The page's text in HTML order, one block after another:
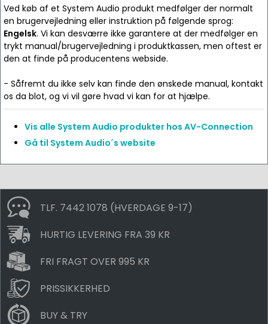
Ved køb af et System Audio produkt medfølger der normalt
en brugervejledning eller instruktion på følgende sprog:
Engelsk. Vi kan desværre ikke garantere at der medfølger en
trykt manual/brugervejledning i produktkassen, men oftest er
den at finde på producentens webside.
- Såfremt du ikke selv kan finde den ønskede manual, kontakt
os da blot, og vi vil gøre hvad vi kan for at hjælpe.
Vis alle System Audio produkter hos AV-Connection
Gå til System Audio´s website
TLF. 7442 1078 (HVERDAGE 9-17)
HURTIG LEVERING FRA 39 KR
FRI FRAGT OVER 995 KR
PRISSIKKERHED
BUY & TRY